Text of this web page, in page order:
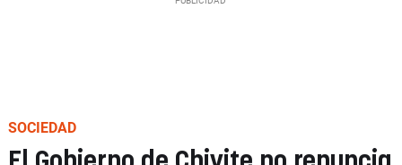
SOCIEDAD